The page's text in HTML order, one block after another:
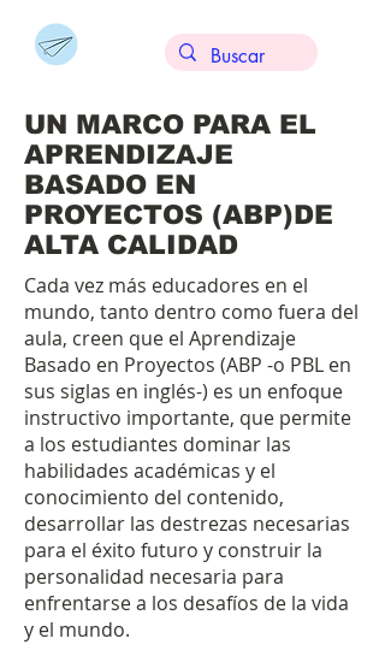
UN MARCO PARA EL
APRENDIZAJE
BASADO EN
PROYECTOS (ABP)DE
ALTA CALIDAD
Cada vez más educadores en el
mundo, tanto dentro como fuera del
aula, creen que el Aprendizaje
Basado en Proyectos (ABP -o PBL en
sus siglas en inglés-) es un enfoque
instructivo importante, que permite
a los estudiantes dominar las
habilidades académicas y el
conocimiento del contenido,
desarrollar las destrezas necesarias
para el éxito futuro y construir la
personalidad necesaria para
enfrentarse a los desafíos de la vida
y el mundo.